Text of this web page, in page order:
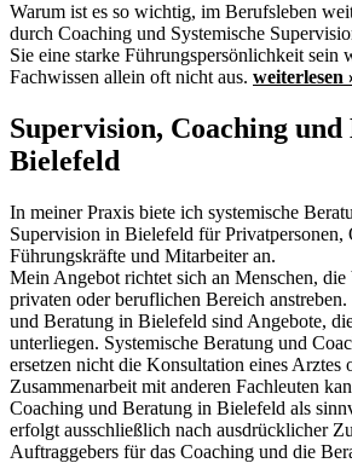
Warum ist es so wichtig, im Berufsleben
durch Coaching und Systemische
Sie eine starke Führungspersönlichkeit sein
Fachwissen allein oft nicht aus. weiterlesen
Supervision, Coaching
Bielefeld
In meiner Praxis biete ich systemische
Supervision in Bielefeld für Privatpersonen,
Führungskräfte und Mitarbeiter an.
Mein Angebot richtet sich an Menschen, die
privaten oder beruflichen Bereich
und Beratung in Bielefeld sind Angebote,
unterliegen. Systemische Beratung und
ersetzen nicht die Konsultation eines Arztes
Zusammenarbeit mit anderen Fachleuten
Coaching und Beratung in Bielefeld als
erfolgt ausschließlich nach ausdrücklicher
Auftraggebers für das Coaching und die